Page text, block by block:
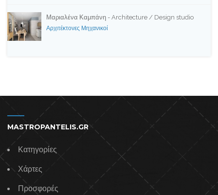
Μαριαλένα Καμπάνη - Architecture / Design studio
Αρχιτέκτονες Μηχανικοί
MASTROPANTELIS.GR
Κατηγορίες
Χάρτες
Προσφορές